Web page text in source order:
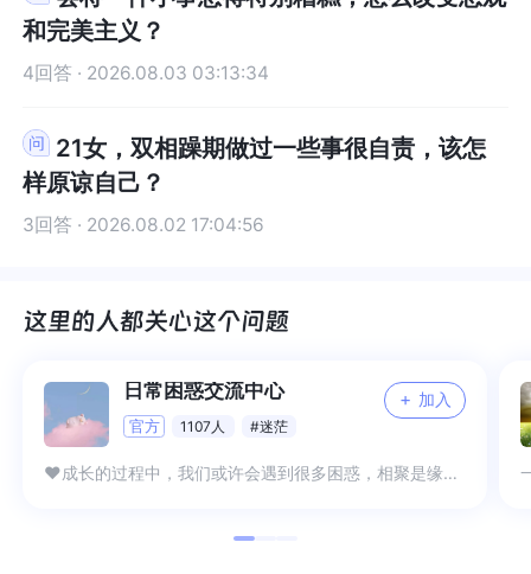
询。也许你当前还是缺乏足够的心理能量的，就按
照自己的节奏，慢慢来吧！过程中不断地觉察自
己，支持自己，理解自己就好。祝福你!
也许你当前还是缺乏足够的心理能量的，就按照自
己的节奏，慢慢来吧！过程中不断地觉察自己，支
持自己，理解自己就好。祝福你!
复或重新定义旧关系，如果可能的话，和那个你提
到的人进行一次坦诚的对话。告诉他（她）你的真
实感受，包括你在梦中的痛苦、对不平等关系的不
其变得更加平等和健康。如果觉得无法修复，那么
正式地在心里告别这段关系，把它当作人生中的一
段经历，然后放下对他的期待，把精力投入到新的
人际关系中。或者尝试去建立深度连接的新关系，
表现出关心和理解的朋友。慢慢加深和他们的交
法和感受，一步一步建立起深度连接的关系。当
然，如果这些情况仍然让你感到困扰，难过，也可
以选择寻求心理倾听师或者心理咨询师的帮助，找
一位更专业、更适合你的倾听师或者咨询师。在倾
家庭关系等可能影响你现在人际关系模式的因素，
关系，如果可能的话，和那个你提到的人进行一次
坦诚的对话。告诉他（她）你的真实感受，包括你
在梦中的痛苦、对不平等关系的不满。也许通过沟
和健康。如果觉得无法修复，那么正式地在心里告
别这段关系，把它当作人生中的一段经历，然后放
下对他的期待，把精力投入到新的人际关系中。或
者尝试去建立深度连接的新关系，在现有的社交关
的朋友。慢慢加深和他们的交往，从偶尔分享生活
建立起深度连接的关系。当然，如果这些情况仍然
让你感到困扰，难过，也可以选择寻求心理倾听师
或者心理咨询师的帮助，找一位更专业、更适合你
的倾听师或者咨询师。在倾诉或者咨询过程中，更
现在人际关系模式的因素，以便从根源上解决问
和完美主义？
4回答 · 2026.08.03 03:13:34
21女，双相躁期做过一些事很自责，该怎
样原谅自己？
3回答 · 2026.08.02 17:04:56
日常困惑交流中心
官方 1107人 #迷茫
+ 加入
❤成长的过程中，我们或许会遇到很多困惑，相聚是缘，愿在这里我们可以温暖，一起成长